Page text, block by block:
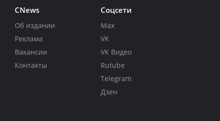
CNews
Об издании
Реклама
Вакансии
Контакты
Соцсети
Max
VK
VK Видео
Rutube
Telegram
Дзен